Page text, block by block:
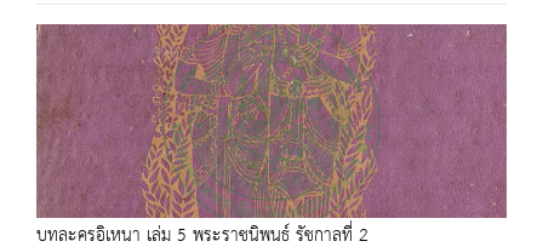
บทละครอิเหนา เล่ม 5 พระราชนิพนธ์ รัชกาลที่ 2